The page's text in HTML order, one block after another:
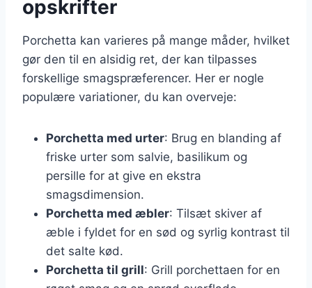
opskrifter
Porchetta kan varieres på mange måder, hvilket
gør den til en alsidig ret, der kan tilpasses
forskellige smagspræferencer. Her er nogle
populære variationer, du kan overveje:
Porchetta med urter: Brug en blanding af
friske urter som salvie, basilikum og
persille for at give en ekstra
smagsdimension.
Porchetta med æbler: Tilsæt skiver af
æble i fyldet for en sød og syrlig kontrast til
det salte kød.
Porchetta til grill: Grill porchettaen for en